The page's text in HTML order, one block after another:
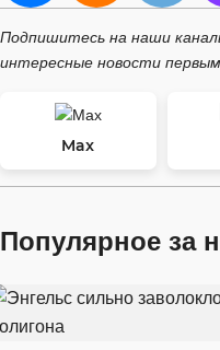
Подпишитесь на наши
интересные новости первым
Max
Популярное за